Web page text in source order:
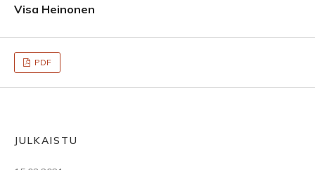
Visa Heinonen
PDF
JULKAISTU